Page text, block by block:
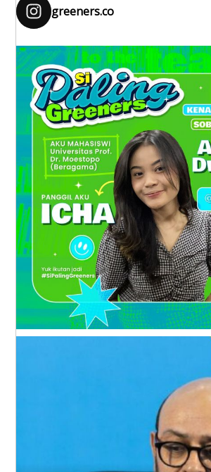
greeners.co